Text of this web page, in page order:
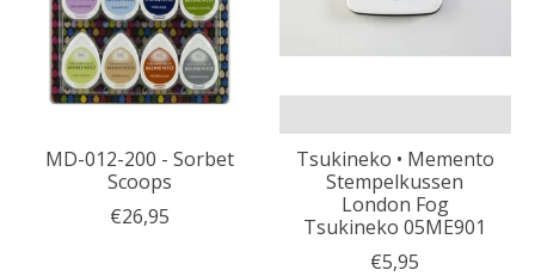
MD-012-200 - Sorbet
Scoops
€26,95
Tsukineko • Memento
Stempelkussen
London Fog
Tsukineko 05ME901
€5,95